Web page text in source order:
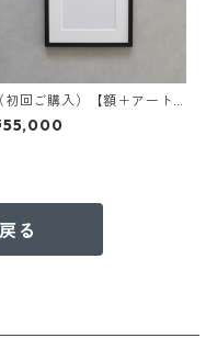
（初回ご購入）【額＋アート
品セット】B4サイズ
る